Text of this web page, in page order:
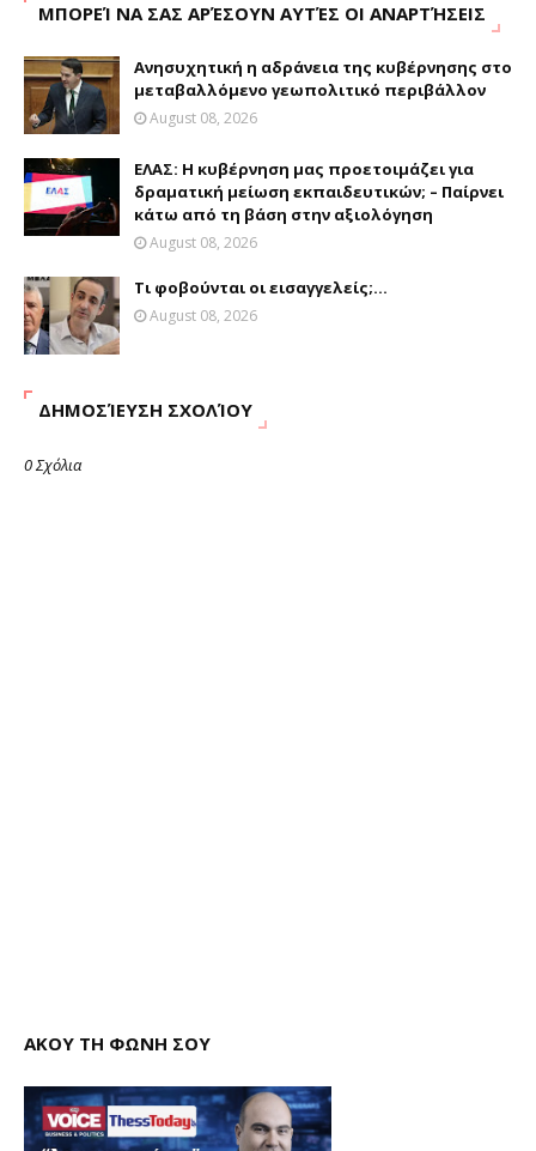
ΜΠΟΡΕΊ ΝΑ ΣΑΣ ΑΡΈΣΟΥΝ ΑΥΤΈΣ ΟΙ ΑΝΑΡΤΉΣΕΙΣ
Ανησυχητική η αδράνεια της κυβέρνησης στο
μεταβαλλόμενο γεωπολιτικό περιβάλλον
August 08, 2026
ΕΛΑΣ: Η κυβέρνηση μας προετοιμάζει για
δραματική μείωση εκπαιδευτικών; – Παίρνει
κάτω από τη βάση στην αξιολόγηση
August 08, 2026
Τι φοβούνται οι εισαγγελείς;...
August 08, 2026
ΔΗΜΟΣΊΕΥΣΗ ΣΧΟΛΊΟΥ
0 Σχόλια
ΑΚΟΥ ΤΗ ΦΩΝΗ ΣΟΥ